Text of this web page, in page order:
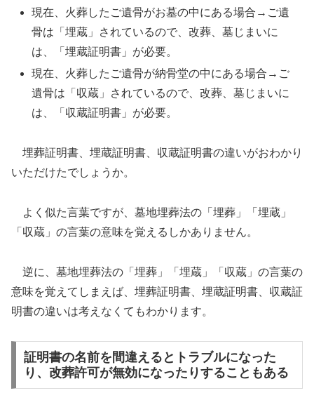
現在、火葬したご遺骨がお墓の中にある場合→ご遺
骨は「埋蔵」されているので、改葬、墓じまいに
は、「埋蔵証明書」が必要。
現在、火葬したご遺骨が納骨堂の中にある場合→ご
遺骨は「収蔵」されているので、改葬、墓じまいに
は、「収蔵証明書」が必要。
埋葬証明書、埋蔵証明書、収蔵証明書の違いがおわかり
いただけたでしょうか。
よく似た言葉ですが、墓地埋葬法の「埋葬」「埋蔵」
「収蔵」の言葉の意味を覚えるしかありません。
逆に、墓地埋葬法の「埋葬」「埋蔵」「収蔵」の言葉の
意味を覚えてしまえば、埋葬証明書、埋蔵証明書、収蔵証
明書の違いは考えなくてもわかります。
証明書の名前を間違えるとトラブルになった
り、改葬許可が無効になったりすることもある